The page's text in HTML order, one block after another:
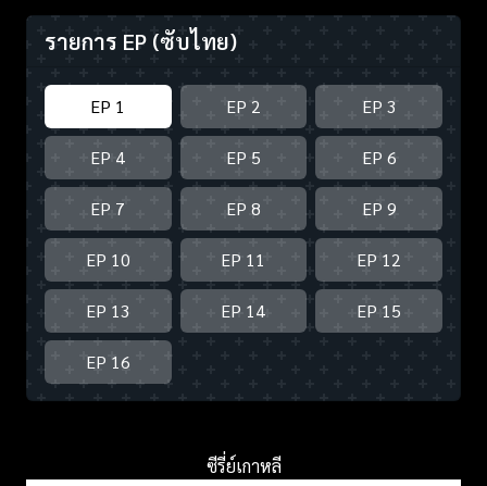
รายการ EP (ซับไทย)
EP 1 EP 2 EP 3
EP 4 EP 5 EP 6
EP 7 EP 8 EP 9
EP 10 EP 11 EP 12
EP 13 EP 14 EP 15
EP 16
ซีรี่ย์เกาหลี